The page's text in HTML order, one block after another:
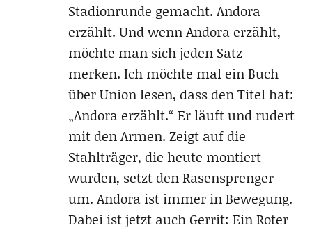
Stadionrunde gemacht. Andora
erzählt. Und wenn Andora erzählt,
möchte man sich jeden Satz
merken. Ich möchte mal ein Buch
über Union lesen, dass den Titel hat:
„Andora erzählt.“ Er läuft und rudert
mit den Armen. Zeigt auf die
Stahlträger, die heute montiert
wurden, setzt den Rasensprenger
um. Andora ist immer in Bewegung.
Dabei ist jetzt auch Gerrit: Ein Roter